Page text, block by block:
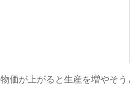
物価が上がると生産を増やそう